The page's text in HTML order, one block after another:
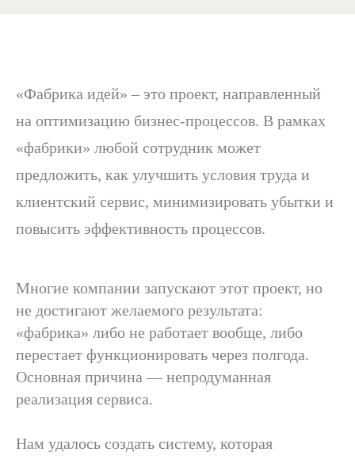
«Фабрика идей» – это проект, направленный
на оптимизацию бизнес-процессов. В рамках
«фабрики» любой сотрудник может
предложить, как улучшить условия труда и
клиентский сервис, минимизировать убытки и
повысить эффективность процессов.
Многие компании запускают этот проект, но
не достигают желаемого результата:
«фабрика» либо не работает вообще, либо
перестает функционировать через полгода.
Основная причина — непродуманная
реализация сервиса.
Нам удалось создать систему, которая